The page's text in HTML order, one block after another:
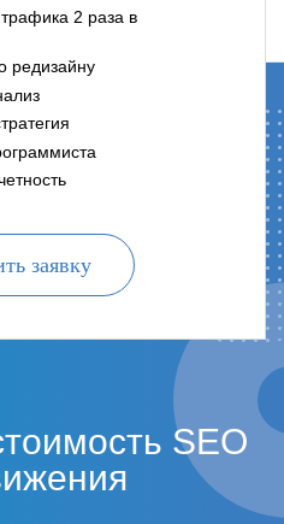
2 раза в
редизайну
заявку
SEO